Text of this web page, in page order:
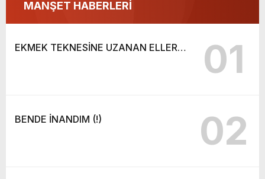
MANŞET HABERLERİ
EKMEK TEKNESİNE UZANAN ELLER… 01
BENDE İNANDIM (!) 02